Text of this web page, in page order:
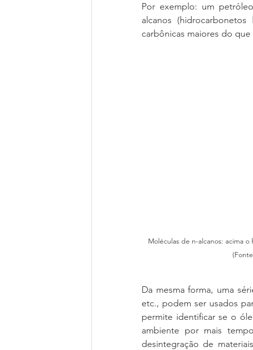
Por exemplo: um
alcanos
carbônicas maiores do
Moléculas de n-alcanos: acima
Da mesma forma, uma
etc., podem ser usados
permite identificar se o
ambiente por mais
desintegração de